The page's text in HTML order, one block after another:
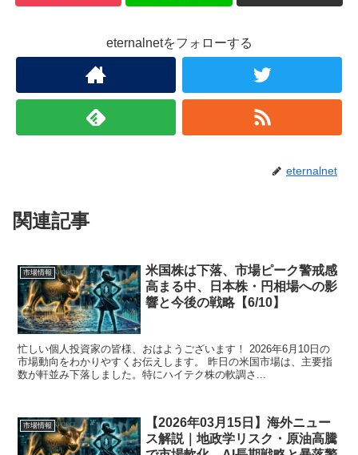
eternalnetをフォローする
eternalnet
関連記事
市場情報
米国株は下落、市場ピーク警戒感
高まる中、日本株・円相場への影
響と今後の戦略【6/10】
忙しい個人投資家の皆様、おはようございます！ 2026年6月10日の
市場動向をわかりやすくお伝えします。 昨日の米国市場は、主要指
数が軒並み下落しました。特にハイテク株の軟調さ...
市場情報
【2026年03月15日】海外ニュー
ス解説｜地政学リスク・原油高騰